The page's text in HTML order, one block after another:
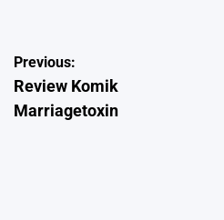
Post
navigation
Previous:
Review Komik
Marriagetoxin